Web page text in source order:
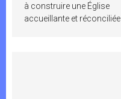
à construire une Église
accueillante et réconciliée